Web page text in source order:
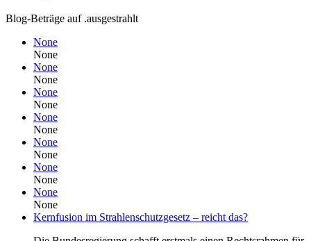
Blog-Beträge auf .ausgestrahlt
None
None
None
None
None
None
None
None
None
None
None
None
None
None
Kernfusion im Strahlenschutzgesetz – reicht das?